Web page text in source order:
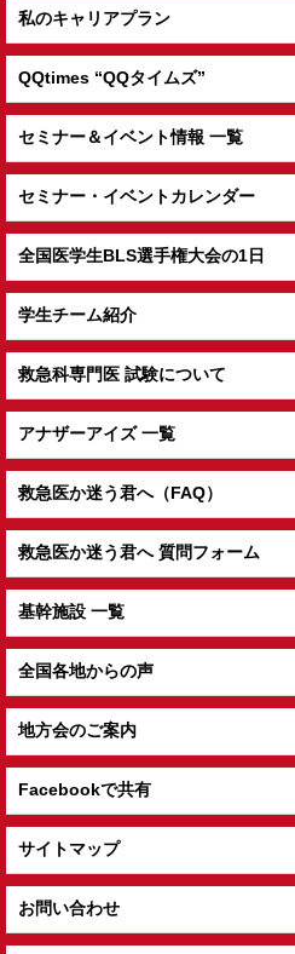
私のキャリアプラン
QQtimes “QQタイムズ”
セミナー＆イベント情報 一覧
セミナー・イベントカレンダー
全国医学生BLS選手権大会の1日
学生チーム紹介
救急科専門医 試験について
アナザーアイズ 一覧
救急医か迷う君へ（FAQ）
救急医か迷う君へ 質問フォーム
基幹施設 一覧
全国各地からの声
地方会のご案内
Facebookで共有
サイトマップ
お問い合わせ